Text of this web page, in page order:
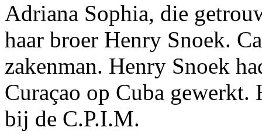
Adriana Sophia, die
haar broer Henry Snoek.
zakenman. Henry Snoek
Curaçao op Cuba
bij de C.P.I.M.